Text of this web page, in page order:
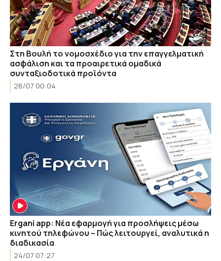
Στη Βουλή το νομοσχέδιο για την επαγγελματική
ασφάλιση και τα προαιρετικά ομαδικά
συνταξιοδοτικά προϊόντα
28/07 00:04
Ergani app: Νέα εφαρμογή για προσλήψεις μέσω
κινητού τηλεφώνου – Πώς λειτουργεί, αναλυτικά η
διαδικασία
24/07 07:27